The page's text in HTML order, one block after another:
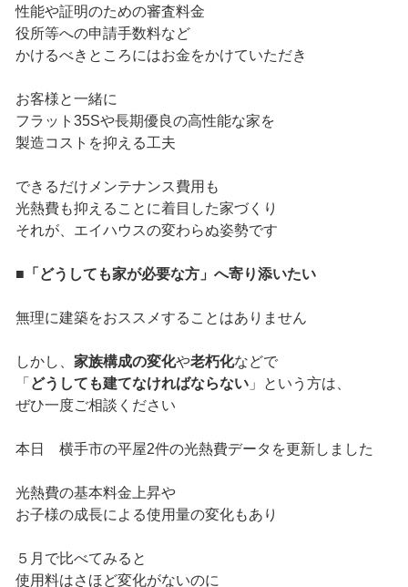
性能や証明のための審査料金
役所等への申請手数料など
かけるべきところにはお金をかけていただき
お客様と一緒に
フラット35Sや長期優良の高性能な家を
製造コストを抑える工夫
できるだけメンテナンス費用も
光熱費も抑えることに着目した家づくり
それが、エイハウスの変わらぬ姿勢です
■「どうしても家が必要な方」へ寄り添いたい
無理に建築をおススメすることはありません
しかし、 家族構成の変化や老朽化などで
「 どうしても建てなければならない」という方は、
ぜひ一度ご相談ください
本日 横手市の平屋2件の光熱費データを更新しました
光熱費の基本料金上昇や
お子様の成長による使用量の変化もあり
５月で比べてみると
使用料はさほど変化がないのに